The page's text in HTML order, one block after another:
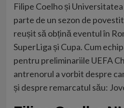
Filipe Coelho și
parte de un sezon de
reușit să obțină eventul în
SuperLiga și Cupa. Cum
pentru preliminariile UEFA
antrenorul a vorbit despre
și despre remarcatul său: